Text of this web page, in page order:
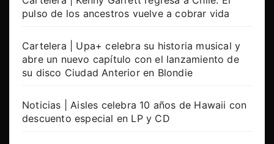
pulso de los ancestros vuelve a cobrar vida
Cartelera | Upa+ celebra su historia musical y
abre un nuevo capítulo con el lanzamiento de
su disco Ciudad Anterior en Blondie
Noticias | Aisles celebra 10 años de Hawaii con
descuento especial en LP y CD